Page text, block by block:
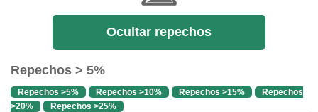
Ocultar repechos
Repechos > 5%
Repechos >5% Repechos >10% Repechos >15%
Repechos
>20%
Repechos >25%